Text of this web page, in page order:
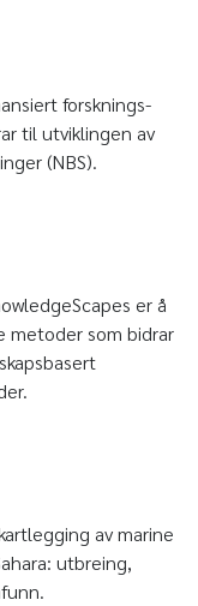
forsknings-
til utviklingen av
(NBS).
er å
metoder som bidrar
av marine
utbreing,